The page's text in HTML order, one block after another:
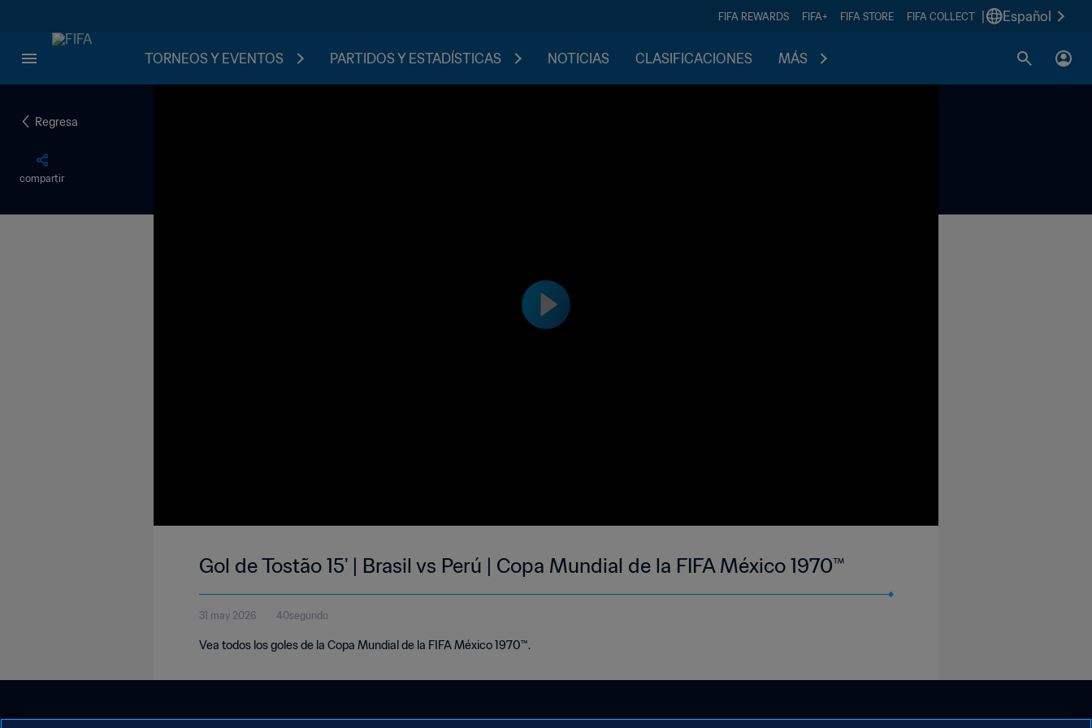
FIFA REWARDS FIFA+ FIFA STORE FIFA COLLECT Español
TORNEOS Y EVENTOS PARTIDOS Y ESTADÍSTICAS NOTICIAS CLASIFICACIONES MÁS
Regresa
compartir
Gol de Tostão 15' | Brasil vs Perú | Copa Mundial de la FIFA México 1970™
31 may 2026 40segundo
Vea todos los goles de la Copa Mundial de la FIFA México 1970™.